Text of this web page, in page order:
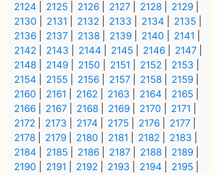
2124 2125 2126 2127 2128
2129
2130
2131 2132 2133 2134
2135
2136
2137 2138 2139 2140
2141
2142
2143 2144 2145 2146
2147
2148
2149 2150 2151 2152
2153
2154
2155 2156 2157 2158
2159
2160
2161 2162 2163 2164
2165
2166
2167 2168 2169 2170
2171
2172
2173 2174 2175 2176
2177
2178
2179 2180 2181 2182
2183
2184
2185 2186 2187 2188
2189
2190
2191 2192 2193 2194
2195